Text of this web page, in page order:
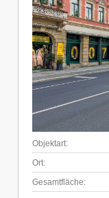
Objektart:
Ort:
Gesamtfläche: